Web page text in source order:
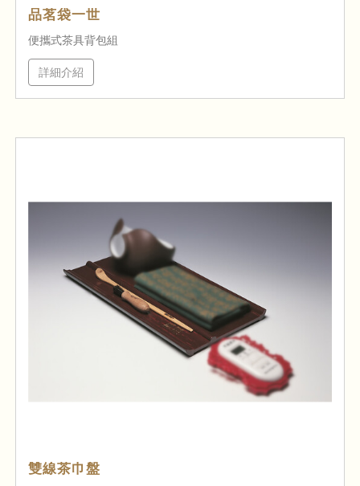
品茗袋一世
便攜式茶具背包組
詳細介紹
雙線茶巾盤